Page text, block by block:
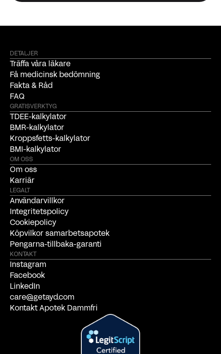
DETALJER
Träffa våra läkare
Få medicinsk bedömning
Fakta & Råd
FAQ
GRATISVERKTYG
TDEE-kalkylator
BMR-kalkylator
Kroppsfetts-kalkylator
BMI-kalkylator
OM OSS
Om oss
Karriär
LEGALT
Användarvillkor
Integritetspolicy
Cookiepolicy
Köpvilkor samarbetsapotek
Pengarna-tillbaka-garanti
KONTAKT
Instagram
Facebook
LinkedIn
care@getayd.com
Kontakt Apotek Dammfri